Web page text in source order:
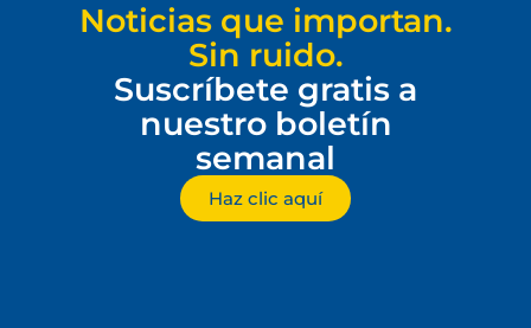
Noticias que importan.
Sin ruido.
Suscríbete gratis a
nuestro boletín
semanal
Haz clic aquí